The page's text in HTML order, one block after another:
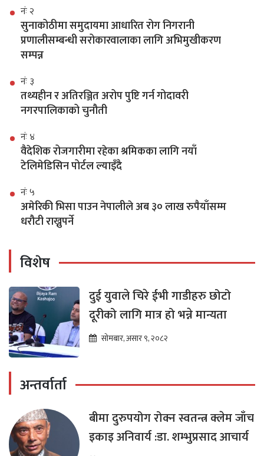
नंः २
सुनाकोठीमा समुदायमा आधारित रोग निगरानी
प्रणालीसम्बन्धी सरोकारवालाका लागि अभिमुखीकरण
सम्पन्न
नंः ३
तथ्यहीन र अतिरञ्जित अरोप पुष्टि गर्न गोदावरी
नगरपालिकाको चुनौती
नंः ४
वैदेशिक रोजगारीमा रहेका श्रमिकका लागि नयाँ
टेलिमेडिसिन पोर्टल ल्याइँदै
नंः ५
अमेरिकी भिसा पाउन नेपालीले अब ३० लाख रुपैयाँसम्म
धरौटी राख्नुपर्ने
विशेष
दुई युवाले चिरे ईभी गाडीहरु छोटो
दूरीको लागि मात्र हो भन्ने मान्यता
सोमबार, असार ९, २०८२
अन्तर्वार्ता
बीमा दुरुपयोग रोक्न स्वतन्त्र क्लेम जाँच
इकाइ अनिवार्य :डा. शम्भुप्रसाद आचार्य